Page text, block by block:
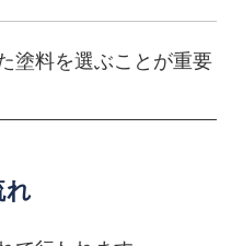
塗料を選ぶことが重要
れ